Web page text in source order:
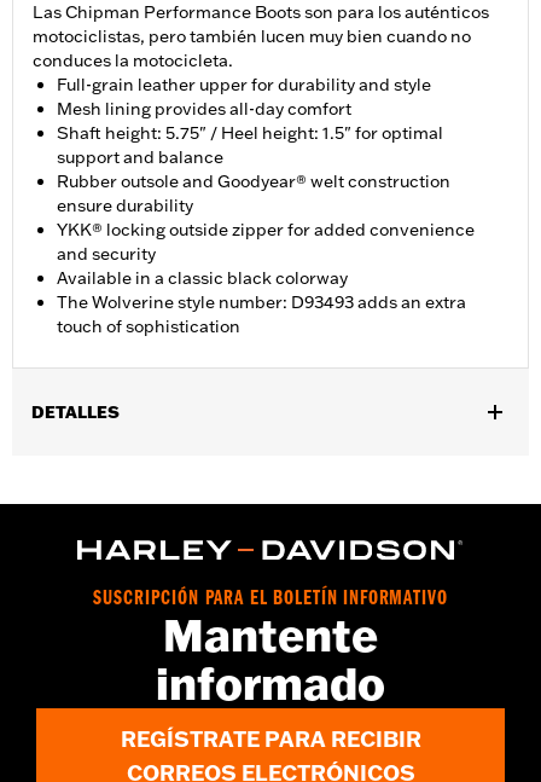
Las Chipman Performance Boots son para los auténticos
motociclistas, pero también lucen muy bien cuando no
conduces la motocicleta.
Full-grain leather upper for durability and style
Mesh lining provides all-day comfort
Shaft height: 5.75" / Heel height: 1.5" for optimal
support and balance
Rubber outsole and Goodyear® welt construction
ensure durability
YKK® locking outside zipper for added convenience
and security
Available in a classic black colorway
The Wolverine style number: D93493 adds an extra
touch of sophistication
DETALLES
Características funcionales:Resistencia a la abrasión,Suela
GARANTÍA:Wolverine Worldwide Manufacturer Warranty – Go
www.h-d.com/warrantyfor full details
SUSCRIPCIÓN PARA EL BOLETÍN INFORMATIVO
Mantente
informado
REGÍSTRATE PARA RECIBIR
CORREOS ELECTRÓNICOS